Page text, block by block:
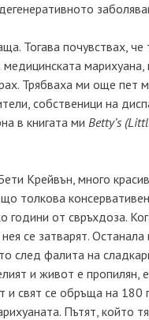
Тогава почувствах, че
Трябваха ми още пет
собственици на
в книгата ми Betty’s
Крейвън, много
толкова
години от свръхдоза.
се затварят.
след фалита на
и живот е пропилян,
и свят се обръща на 180
Пътят, който